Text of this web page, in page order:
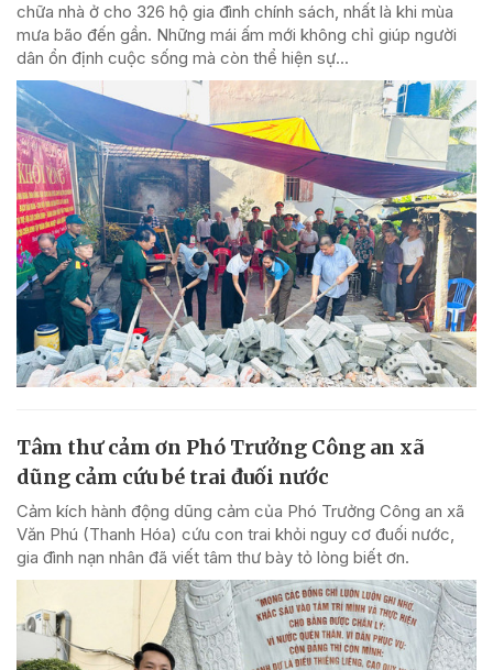
chữa nhà ở cho 326 hộ gia đình chính sách, nhất là khi mùa
mưa bão đến gần. Những mái ấm mới không chỉ giúp người
dân ổn định cuộc sống mà còn thể hiện sự...
Tâm thư cảm ơn Phó Trưởng Công an xã
dũng cảm cứu bé trai đuối nước
Cảm kích hành động dũng cảm của Phó Trưởng Công an xã
Văn Phú (Thanh Hóa) cứu con trai khỏi nguy cơ đuối nước,
gia đình nạn nhân đã viết tâm thư bày tỏ lòng biết ơn.